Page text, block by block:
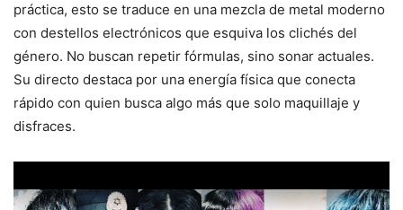
práctica, esto se traduce en una mezcla de metal moderno
con destellos electrónicos que esquiva los clichés del
género. No buscan repetir fórmulas, sino sonar actuales.
Su directo destaca por una energía física que conecta
rápido con quien busca algo más que solo maquillaje y
disfraces.